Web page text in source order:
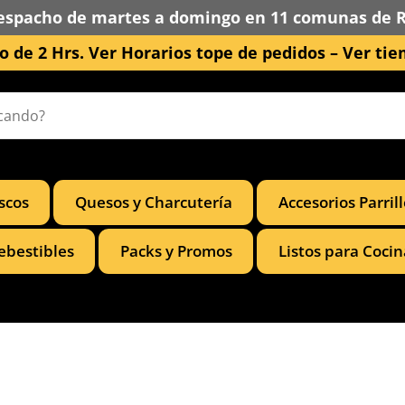
de martes a domingo en 11 comunas de
de 2 Hrs. Ver Horarios tope de pedidos – Ver
Quesos y Charcutería Accesorios
Packs y Promos Listos para